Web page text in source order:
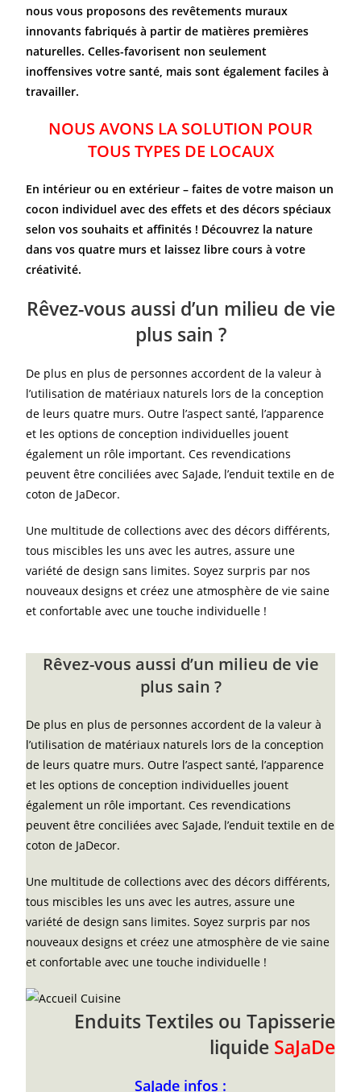
nous vous proposons des revêtements muraux
innovants fabriqués à partir de matières premières
naturelles. Celles-favorisent non seulement
inoffensives votre santé, mais sont également faciles à
travailler.
NOUS AVONS LA SOLUTION POUR
TOUS TYPES DE LOCAUX
En intérieur ou en extérieur – faites de votre maison un
cocon individuel avec des effets et des décors spéciaux
selon vos souhaits et affinités ! Découvrez la nature
dans vos quatre murs et laissez libre cours à votre
créativité.
Rêvez-vous aussi d’un milieu de vie
plus sain ?
De plus en plus de personnes accordent de la valeur à
l’utilisation de matériaux naturels lors de la conception
de leurs quatre murs. Outre l’aspect santé, l’apparence
et les options de conception individuelles jouent
également un rôle important. Ces revendications
peuvent être conciliées avec SaJade, l’enduit textile en de
coton de JaDecor.
Une multitude de collections avec des décors différents,
tous miscibles les uns avec les autres, assure une
variété de design sans limites. Soyez surpris par nos
nouveaux designs et créez une atmosphère de vie saine
et confortable avec une touche individuelle !
Rêvez-vous aussi d’un milieu de vie
plus sain ?
De plus en plus de personnes accordent de la valeur à
l’utilisation de matériaux naturels lors de la conception
de leurs quatre murs. Outre l’aspect santé, l’apparence
et les options de conception individuelles jouent
également un rôle important. Ces revendications
peuvent être conciliées avec SaJade, l’enduit textile en de
coton de JaDecor.
Une multitude de collections avec des décors différents,
tous miscibles les uns avec les autres, assure une
variété de design sans limites. Soyez surpris par nos
nouveaux designs et créez une atmosphère de vie saine
et confortable avec une touche individuelle !
Enduits Textiles ou Tapisserie
liquide SaJaDe
SaJade infos :